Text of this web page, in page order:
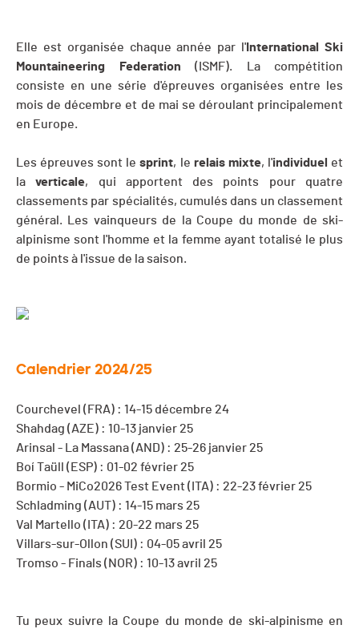
Elle est organisée chaque année par l' International Ski
Mountaineering Federation (ISMF). La compétition
consiste en une série d'épreuves organisées entre les
mois de décembre et de mai se déroulant principalement
en Europe.
Les épreuves sont lesprint, le relais mixte, l'individuel et
laverticale, qui apportent des points pour quatre
classements par spécialités, cumulés dans un classement
général. Les vainqueurs de la Coupe du monde de ski-
alpinisme sont l'homme et la femme ayant totalisé le plus
de points à l'issue de la saison.
Calendrier 2024/25
Courchevel (FRA) : 14-15 décembre 24
Shahdag (AZE) : 10-13 janvier 25
Arinsal - La Massana (AND) : 25-26 janvier 25
Boí Taüll (ESP) : 01-02 février 25
Bormio - MiCo2026 Test Event (ITA) : 22-23 février 25
Schladming (AUT) : 14-15 mars 25
Val Martello (ITA) : 20-22 mars 25
Villars-sur-Ollon (SUI) : 04-05 avril 25
Tromso - Finals (NOR) : 10-13 avril 25
Tu peux suivre la Coupe du monde de ski-alpinisme en